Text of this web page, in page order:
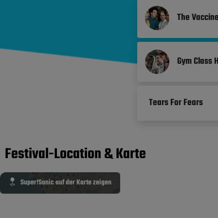
The
Gym Class
Tears For Fears
Festival-Location & Karte
Super!Sonic auf der Karte zeigen